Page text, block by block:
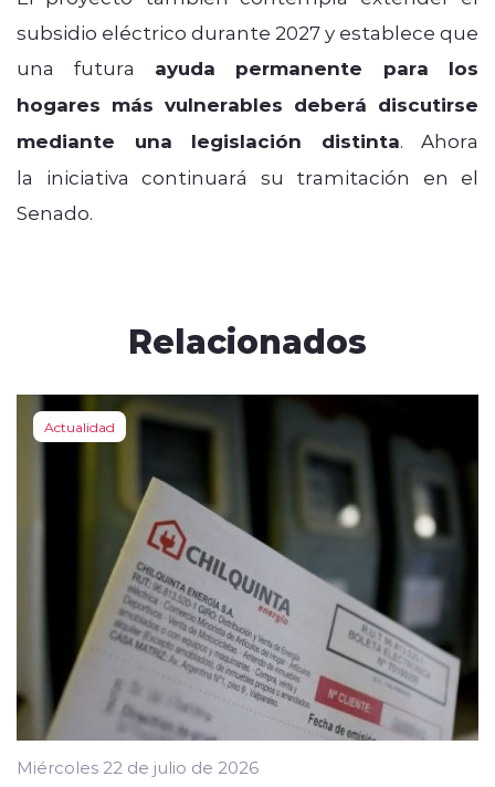
subsidio eléctrico durante 2027 y establece que
una futura ayuda permanente para los
hogares más vulnerables deberá discutirse
mediante una legislación distinta. Ahora
la iniciativa continuará su tramitación en el
Senado.
Relacionados
Actualidad
Miércoles 22 de julio de 2026